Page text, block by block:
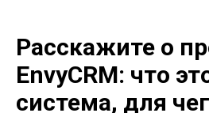
Расскажите о
EnvyCRM: что
система, для